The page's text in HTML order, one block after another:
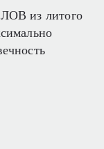
из литого